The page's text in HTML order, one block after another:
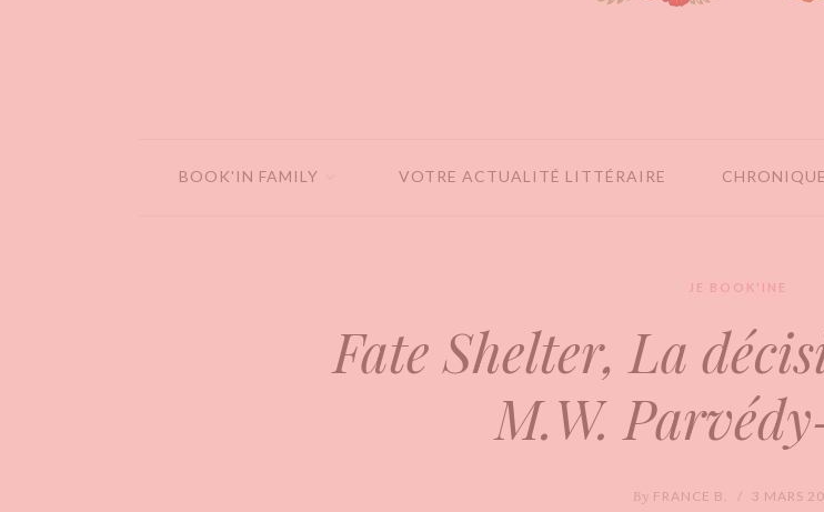
BOOK'IN FAMILY VOTRE ACTUALITÉ LITTÉRAIRE
JE BOOK'INE
Fate Shelter, La
M.W.
By FRANCE B. / 3 MARS